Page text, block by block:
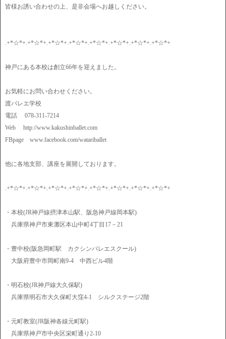
皆様お誘い合わせの上、是非会場へお越しください。
.+*☆*+.+*☆*+.+*☆*+.+*☆*+.+*☆*+.+*☆*+.+*☆*+.+*☆*+
神戸にある本校は創立66年を迎えました。
お気軽にお問い合わせください。
渡バレエ学校
電話 078-311-7214
Web http://www.kakushinballet.com
FBpage www.facebook.com/watariballet
他に各地支部、講座を展開しております。
.+*☆*+.+*☆*+.+*☆*+.+*☆*+.+*☆*+.+*☆*+.+*☆*+.+*☆*+
・本校(JR神戸線摂津本山駅、阪急神戸線岡本駅)
兵庫県神戸市東灘区本山中町4丁目17－21
・豊中校(阪急岡町駅 カクシンバレエスクール)
大阪府豊中市岡町南9-4 中西ビル4階
・明石校(JR神戸線大久保駅)
兵庫県明石市大久保町大窪4-1 シルクステージ2階
・元町教室(JR阪神各線元町駅)
兵庫県神戸市中央区栄町通り2-10